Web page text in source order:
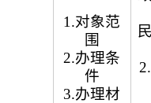
1.对象范
围
2.办理条
件
3.办理材